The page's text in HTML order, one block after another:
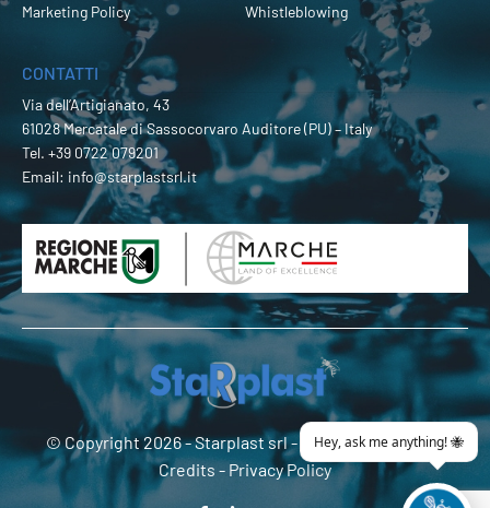
Marketing Policy
Whistleblowing
CONTATTI
Via dell’Artigianato, 43
61028 Mercatale di Sassocorvaro Auditore (PU) – Italy
Tel. +39 0722 079201
Email: info@starplastsrl.it
© Copyright 2026 -Starplast srl- P.Iva 02274180419 -
Credits - Privacy Policy